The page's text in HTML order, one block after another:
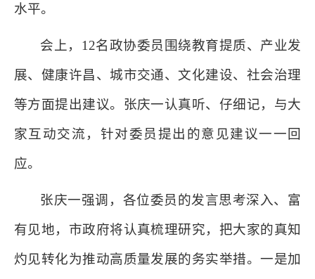
水平。
会上，12名政协委员围绕教育提质、产业发
展、健康许昌、城市交通、文化建设、社会治理
等方面提出建议。张庆一认真听、仔细记，与大
家互动交流，针对委员提出的意见建议一一回
应。
张庆一强调，各位委员的发言思考深入、富
有见地，市政府将认真梳理研究，把大家的真知
灼见转化为推动高质量发展的务实举措。一是加